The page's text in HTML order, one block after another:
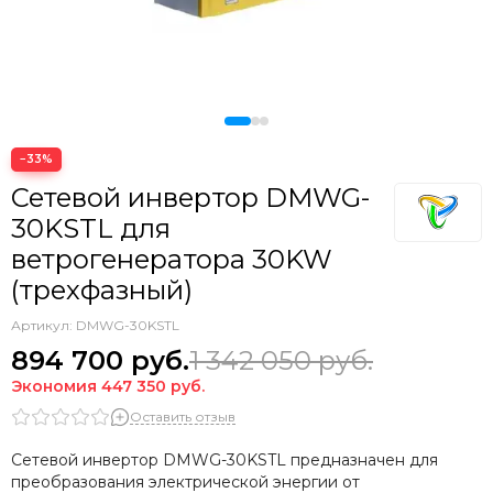
−33%
Сетевой инвертор DMWG-
30KSTL для
ветрогенератора 30KW
(трехфазный)
Артикул: DMWG-30KSTL
894 700 руб.1 342 050руб.
Экономия 447 350 руб.
Оставить отзыв
Сетевой инвертор DMWG-30KSTL предназначен для
преобразования электрической энергии от